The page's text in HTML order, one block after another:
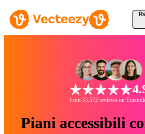
from 33.572 reviews on
Piani accessibili